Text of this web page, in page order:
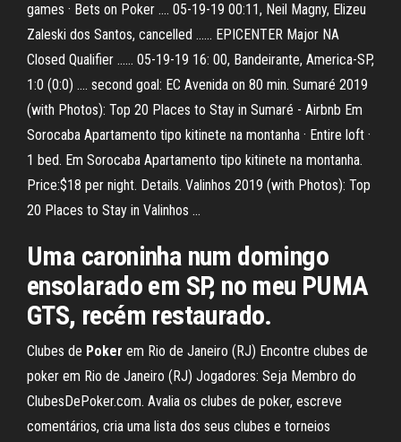
games · Bets on Poker .... 05-19-19 00:11, Neil Magny, Elizeu
Zaleski dos Santos, cancelled ...... EPICENTER Major NA
Closed Qualifier ...... 05-19-19 16: 00, Bandeirante, America-SP,
1:0 (0:0) .... second goal: EC Avenida on 80 min. Sumaré 2019
(with Photos): Top 20 Places to Stay in Sumaré - Airbnb Em
Sorocaba Apartamento tipo kitinete na montanha · Entire loft ·
1 bed. Em Sorocaba Apartamento tipo kitinete na montanha.
Price:$18 per night. Details. Valinhos 2019 (with Photos): Top
20 Places to Stay in Valinhos ...
Uma caroninha num domingo
ensolarado em SP, no meu PUMA
GTS, recém restaurado.
Clubes de Poker em Rio de Janeiro (RJ) Encontre clubes de
poker em Rio de Janeiro (RJ) Jogadores: Seja Membro do
ClubesDePoker.com. Avalia os clubes de poker, escreve
comentários, cria uma lista dos seus clubes e torneios